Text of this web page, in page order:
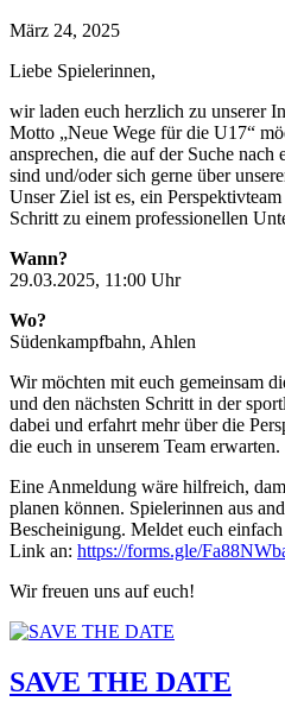
März 24, 2025
Liebe Spielerinnen,
wir laden euch herzlich zu unserer
Motto „Neue Wege für die U17“
ansprechen, die auf der Suche nach
sind und/oder sich gerne über
Unser Ziel ist es, ein
Schritt zu einem professionellen
Wann?
29.03.2025, 11:00 Uhr
Wo?
Südenkampfbahn, Ahlen
Wir möchten mit euch gemeinsam
und den nächsten Schritt in der
dabei und erfahrt mehr über die
die euch in unserem Team erwarten.
Eine Anmeldung wäre hilfreich,
planen können. Spielerinnen aus
Bescheinigung. Meldet euch
Link an: https://forms.gle/
Wir freuen uns auf euch!
SAVE THE DATE